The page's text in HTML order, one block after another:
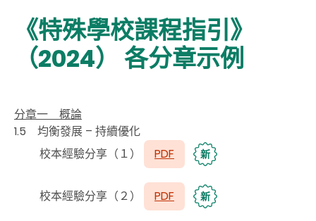
《特殊學校課程指引》
（2024） 各分章示例
分章一 概論
1.5 均衡發展 – 持續優化
校本經驗分享（１）
PDF 新
校本經驗分享（２） PDF 新